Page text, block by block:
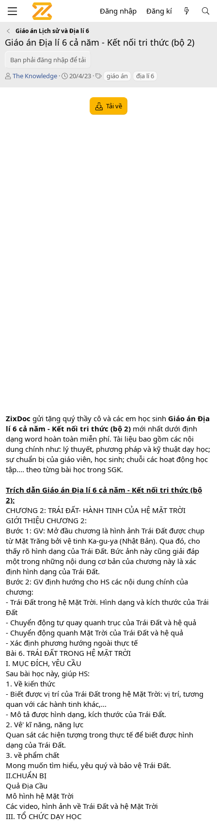
Đăng nhập Đăng kí
Giáo án Lịch sử và Địa lí 6
Giáo án Địa lí 6 cả năm - Kết nối tri thức (bộ 2)
Bạn phải đăng nhập để tải
T
The Knowledge
C
20/4/23
T giáo án địa lí 6
Tải về
ZixDoc gửi tặng quý thầy cô và các em học sinh Giáo án Địa
lí 6 cả năm - Kết nối tri thức (bộ 2) mới nhất dưới định
dạng word hoàn toàn miễn phí. Tài liệu bao gồm các nội
dung chính như: lý thuyết, phương pháp và kỹ thuật dạy học;
sự chuẩn bị của giáo viên, học sinh; chuỗi các hoạt động học
tập.... theo từng bài học trong SGK.
Trích dẫn Giáo án Địa lí 6 cả năm - Kết nối tri thức (bộ
2):
CHƯƠNG 2: TRÁI ĐẤT- HÀNH TINH CỦA HỆ MẶT TRỜI
GIỚI THIỆU CHƯƠNG 2:
Bước 1: GV: Mở đầu chương là hình ảnh Trái Đất được chụp
từ Mặt Trăng bởi vệ tinh Ka-gu-ya (Nhật Bản). Qua đó, cho
thấy rõ hình dạng của Trái Đất. Bức ảnh này cũng giải đáp
một trong những nội dung cơ bản của chương này là xác
định hình dạng của Trái Đất.
Bước 2: GV định hướng cho HS các nội dung chính của
chương:
- Trái Đất trong hệ Mặt Trời. Hình dạng và kích thước của Trái
Đất
- Chuyển động tự quay quanh trục của Trái Đất và hệ quả
- Chuyển động quanh Mặt Trời của Trái Đất và hệ quả
- Xác định phương hướng ngoài thực tế
Bài 6. TRÁI ĐẤT TRONG HỆ MẶT TRỜI
I. MỤC ĐÍCH, YÊU CẦU
Sau bài học này, giúp HS:
1. Về kiến thức
- Biết được vị trí của Trái Đất trong hệ Mặt Trời: vị trí, tương
quan với các hành tinh khác,...
- Mô tả được hình dạng, kích thước của Trái Đẩt.
2. Vê' kĩ năng, năng lực
Quan sát các hiện tượng trong thực tế để biết được hình
dạng của Trái Đất.
3. về phẩm chất
Mong muốn tìm hiểu, yêu quý và bảo vệ Trái Đất.
II.CHUẨN BỊ
Quả Địa Cầu
Mô hình hệ Mặt Trời
Các video, hình ảnh về Trái Đất và hệ Mặt Trời
III. TỔ CHỨC DẠY HỌC